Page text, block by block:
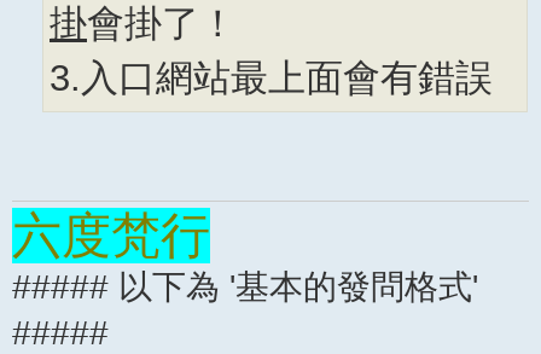
掛會掛了！
3.入口網站最上面會有錯誤
六度梵行
##### 以下為 '基本的發問格式'
#####